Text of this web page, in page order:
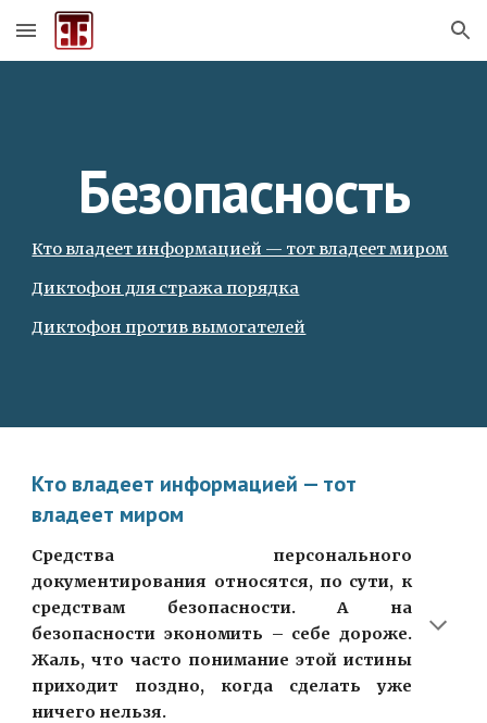
Skip to main content Skip to navigation
Безопасность
Кто владеет информацией — тот владеет миром
Диктофон для стража порядка
Диктофон против вымогателей
Кто владеет информацией — тот
владеет миром
Средства персонального
документирования относятся, по сути, к
средствам безопасности. А на
безопасности экономить – себе дороже.
Жаль, что часто понимание этой истины
приходит поздно, когда сделать уже
ничего нельзя.